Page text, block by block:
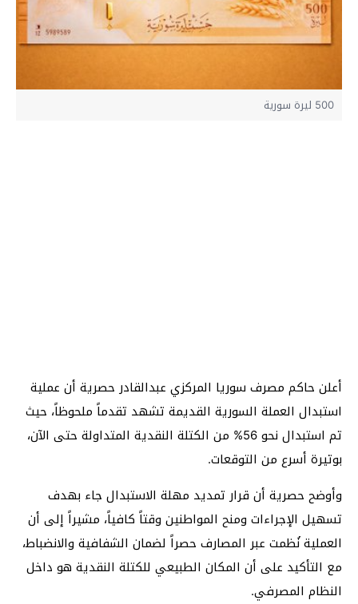
500 ليرة سورية
أعلن حاكم مصرف سوريا المركزي عبدالقادر حصرية أن عملية
استبدال العملة السورية القديمة تشهد تقدماً ملحوظاً، حيث
تم استبدال نحو 56% من الكتلة النقدية المتداولة حتى الآن،
بوتيرة أسرع من التوقعات.
وأوضح حصرية أن قرار تمديد مهلة الاستبدال جاء بهدف
تسهيل الإجراءات ومنح المواطنين وقتاً كافياً، مشيراً إلى أن
العملية نُظمت عبر المصارف حصراً لضمان الشفافية والانضباط،
مع التأكيد على أن المكان الطبيعي للكتلة النقدية هو داخل
النظام المصرفي.